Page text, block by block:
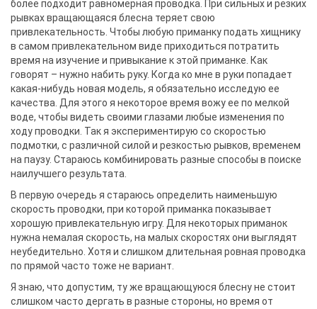
более подходит равномерная проводка. При сильных и резких
рывках вращающаяся блесна теряет свою
привлекательность. Чтобы любую приманку подать хищнику
в самом привлекательном виде приходиться потратить
время на изучение и привыкание к этой приманке. Как
говорят – нужно набить руку. Когда ко мне в руки попадает
какая-нибудь новая модель, я обязательно исследую ее
качества. Для этого я некоторое время вожу ее по мелкой
воде, чтобы видеть своими глазами любые изменения по
ходу проводки. Так я экспериментирую со скоростью
подмотки, с различной силой и резкостью рывков, временем
на паузу. Стараюсь комбинировать разные способы в поиске
наилучшего результата.
В первую очередь я стараюсь определить наименьшую
скорость проводки, при которой приманка показывает
хорошую привлекательную игру. Для некоторых приманок
нужна немалая скорость, на малых скоростях они выглядят
неубедительно. Хотя и слишком длительная ровная проводка
по прямой часто тоже не вариант.
Я знаю, что допустим, ту же вращающуюся блесну не стоит
слишком часто дергать в разные стороны, но время от